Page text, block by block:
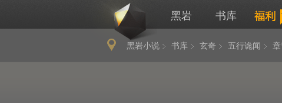
黑岩 书库
黑岩小说 书库 玄奇 五行诡闻